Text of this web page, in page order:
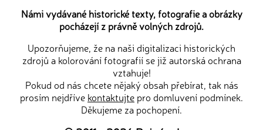
Námi vydávané historické texty, fotografie a obrázky
pocházejí z právně volných zdrojů.
Upozorňujeme, že na naši digitalizaci historických
zdrojů a kolorování fotografií se již autorská ochrana
vztahuje!
Pokud od nás chcete nějaký obsah přebírat, tak nás
prosím nejdříve kontaktujte pro domluvení podmínek.
Děkujeme za pochopení.